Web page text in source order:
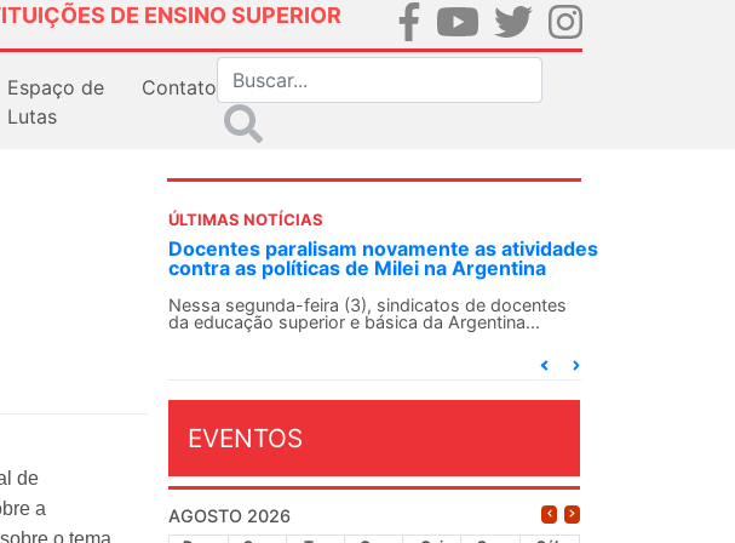
DE ENSINO SUPERIOR
Espaço de
Lutas
Contato
de
a
o tema
ÚLTIMAS NOTÍCIAS
ANDES-SN convoca docentes para Dia de
Solidariedade Internacionalista com Cuba em
13 de agosto
O ANDES-SN conclama suas seções sindicais e o
EVENTOS